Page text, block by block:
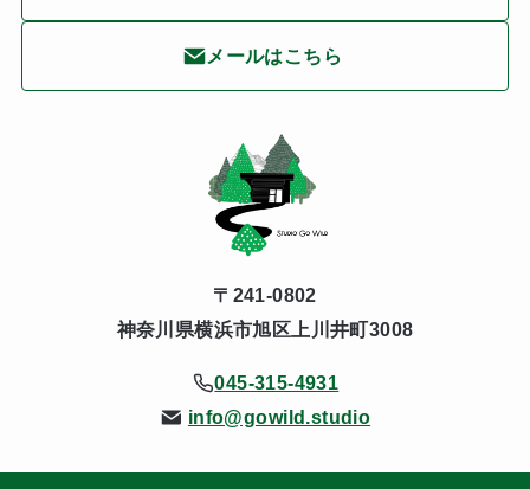
メールはこちら
〒241-0802
神奈川県横浜市旭区上川井町3008
045-315-4931
info@gowild.studio